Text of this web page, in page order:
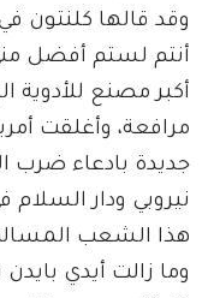
وقد قالها كلنتون
أنتم لستم أفضل
أكبر مصنع للأدوية
مرافعة، وأغلقت
جديدة بادعاء ضرب
نيروبي ودار
هذا الشعب المسالم
وما زالت أيدي